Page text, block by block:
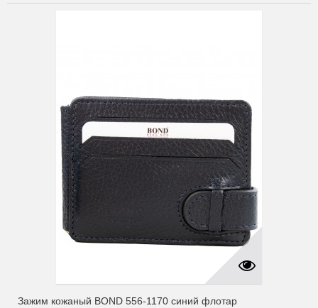
Зажим кожаный BOND 556-1170 синий флотар